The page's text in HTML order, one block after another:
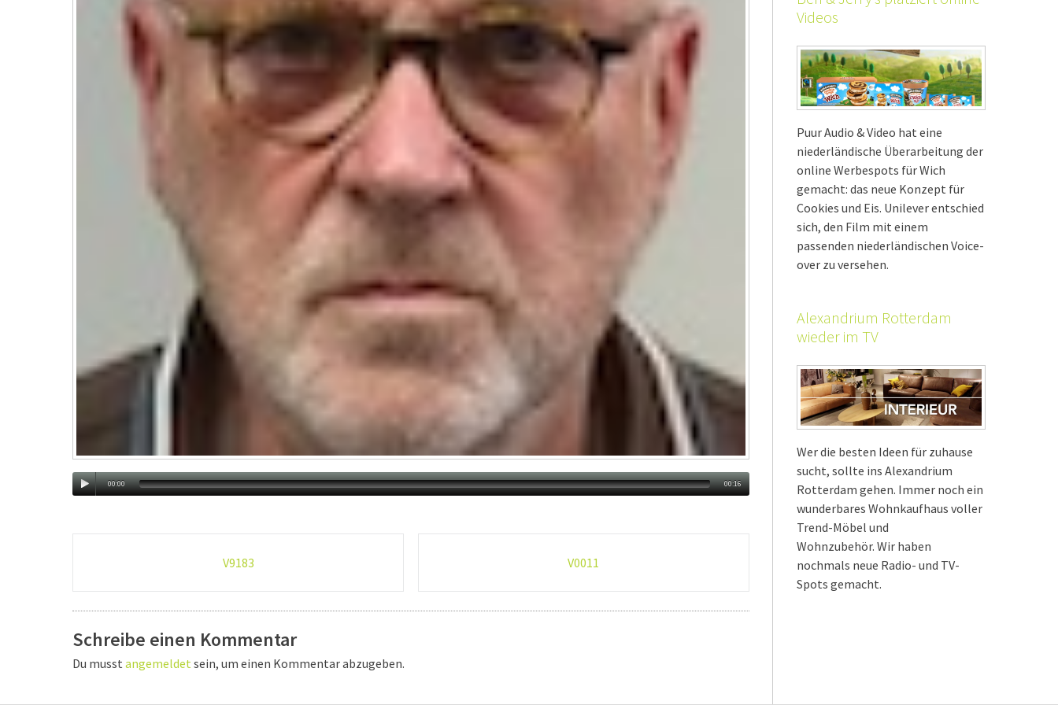
00:00 00:16
V9183 V0011
Schreibe einen Kommentar
Du musst angemeldet sein, um einen Kommentar abzugeben.
Videos
Puur Audio & Video hat eine
niederländische Überarbeitung der
online Werbespots für Wich
gemacht: das neue Konzept für
Cookies und Eis. Unilever entschied
sich, den Film mit einem
passenden niederländischen Voice-
over zu versehen.
Alexandrium Rotterdam
wieder im TV
Wer die besten Ideen für zuhause
sucht, sollte ins Alexandrium
Rotterdam gehen. Immer noch ein
wunderbares Wohnkaufhaus voller
Trend-Möbel und
Wohnzubehör. Wir haben
nochmals neue Radio- und TV-
Spots gemacht.